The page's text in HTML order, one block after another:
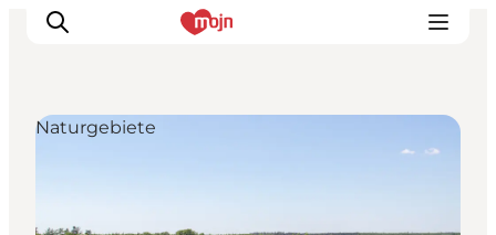
Naturgebiete